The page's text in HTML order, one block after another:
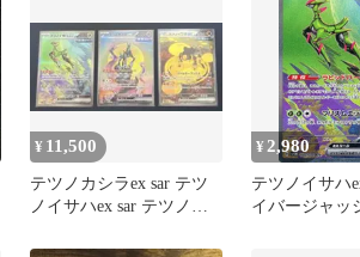
¥ 11,500
テツノカシラex sar テツ
ノイサハex sar テツノイ
¥2,980
テツノイサハ
イバージャッ